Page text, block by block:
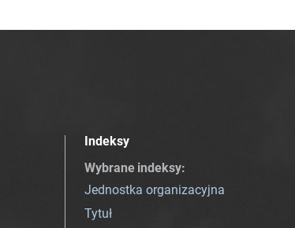
Indeksy
Wybrane indeksy:
Jednostka organizacyjna
Tytuł